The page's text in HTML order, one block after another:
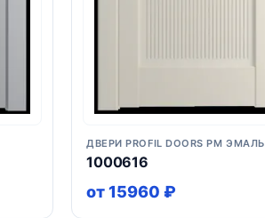
ДВЕРИ PROFIL DOORS PM ЭМАЛЬ
1000616
от 15960 ₽